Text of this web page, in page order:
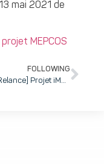
mai 2021 de
projet MEPCOS
FOLLOWING
[France Relance] Projet iMRC : Tiempo Secure accroît la sécurité des objets communicants